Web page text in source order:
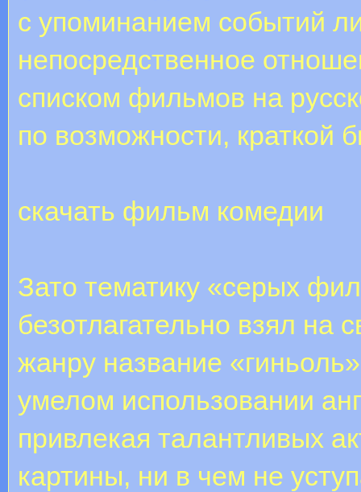
с упоминанием событий
непосредственное
списком фильмов на
по возможности, краткой
скачать фильм комедии
Зато тематику «серых
безотлагательно взял на
жанру название
умелом использовании
привлекая талантливых
картины, ни в чем не